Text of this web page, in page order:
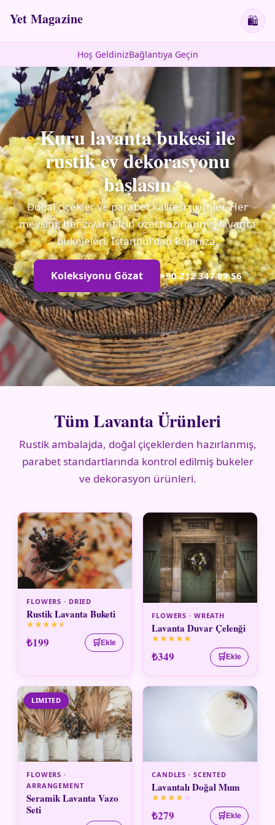
Yet Magazine 🛍
Hoş GeldinizBağlantıya Geçin
Kuru lavanta bukesi ile
rustik ev dekorasyonu
başlasın
Doğal çiçekler ve parabet kalitesi ürünler. Her
mevsim, her ziyaret için özel hazırlanmış lavanta
bukeleleri. Istanbul'dan kapınıza.
Koleksiyonu Gözat +90 212 347 89 56
Tüm Lavanta Ürünleri
Rustik ambalajda, doğal çiçeklerden hazırlanmış,
parabet standartlarında kontrol edilmiş bukeler
ve dekorasyon ürünleri.
FLOWERS · DRIED
Rustik Lavanta Buketi
★★★★★
₺199 🛒Ekle
FLOWERS · WREATH
Lavanta Duvar Çelenği
★★★★★
₺349 🛒Ekle
LIMITED
FLOWERS ·
ARRANGEMENT
Seramik Lavanta Vazo
Seti
CANDLES · SCENTED
Lavantalı Doğal Mum
★★★★ ★
₺279 🛒Ekle